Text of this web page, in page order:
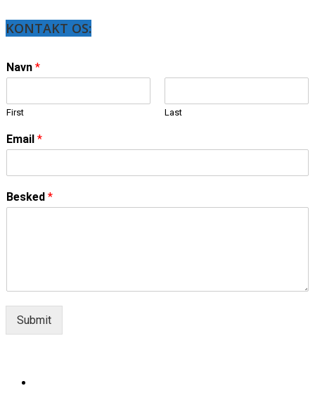
KONTAKT OS:
Navn *
First Last
Email *
Besked *
Submit